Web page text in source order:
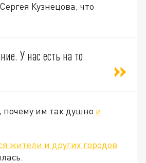
Кузнецова, что
У нас есть на то
почему им так душно и
жители и других городов